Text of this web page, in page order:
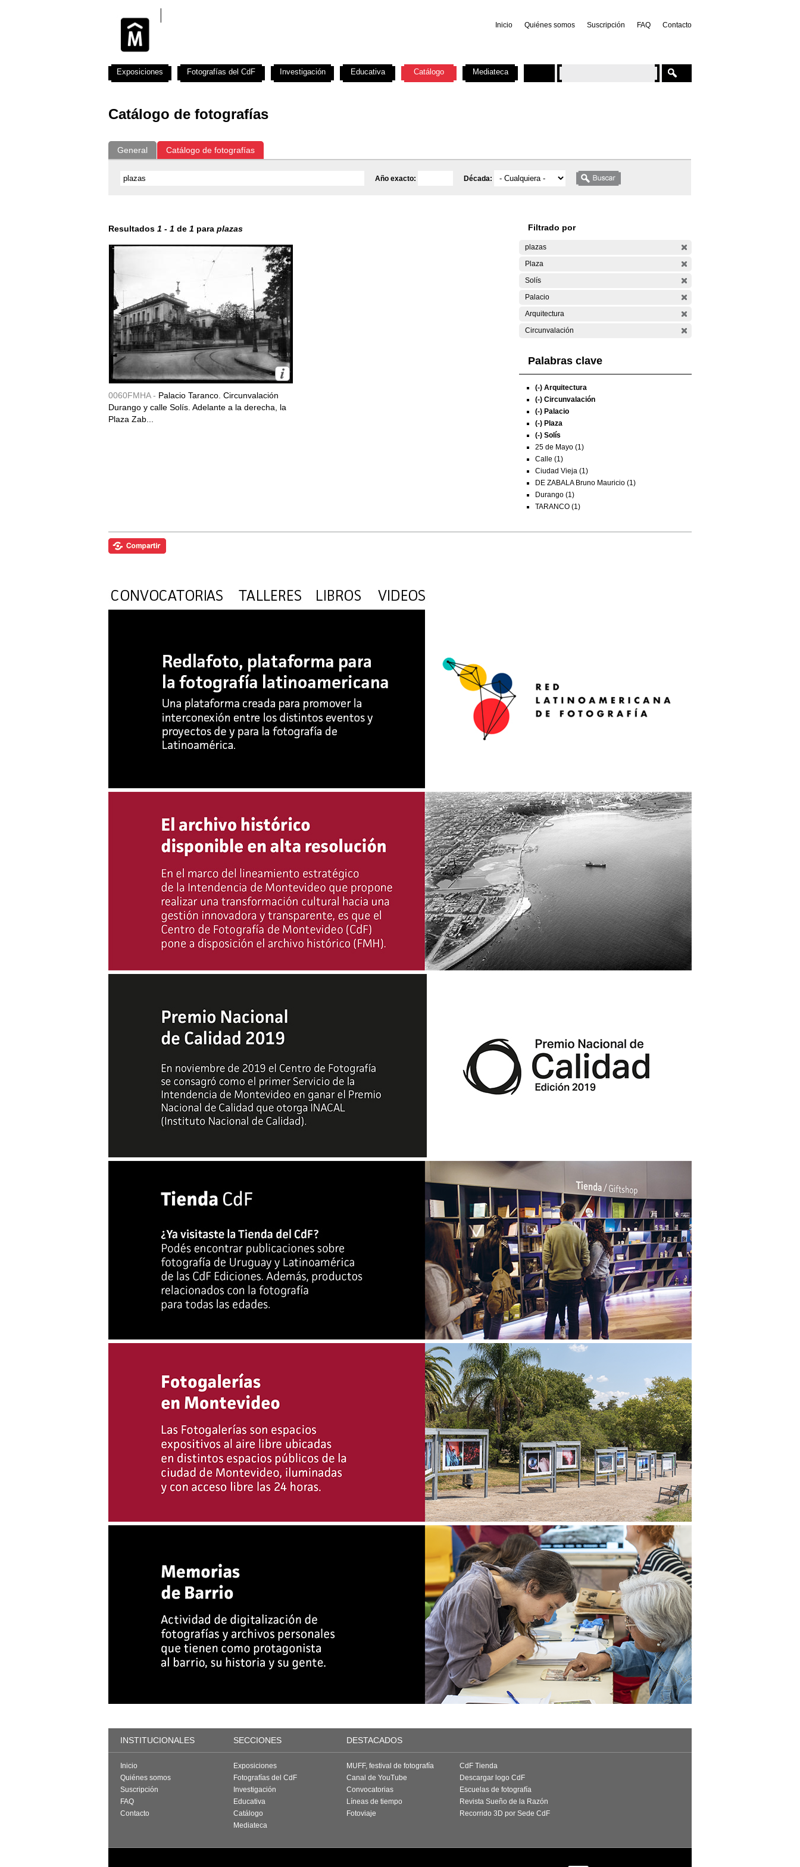
Inicio Quiénes somos Suscripción FAQ Contacto
Catálogo de fotografías
General Catálogo de fotografías
Año exacto: Década:
Resultados 1 - 1 de 1 para plazas
0060FMHA - Palacio Taranco. Circunvalación
Durango y calle Solís. Adelante a la derecha, la
Plaza Zab...
Filtrado por
plazas
Plaza
Solís
Palacio
Arquitectura
Circunvalación
Palabras clave
(-) Arquitectura
(-) Circunvalación
(-) Palacio
(-) Plaza
(-) Solís
25 de Mayo (1)
Calle (1)
Ciudad Vieja (1)
DE ZABALA Bruno Mauricio (1)
Durango (1)
TARANCO (1)
Exposiciones Fotografías del CdF Investigación Educativa Catálogo Mediateca
INSTITUCIONALES SECCIONES DESTACADOS
Inicio
Quiénes somos
Suscripción
FAQ
Contacto
Exposiciones
Fotografías del CdF
Investigación
Educativa
Catálogo
Mediateca
MUFF, festival de fotografía
Canal de YouTube
Convocatorias
Líneas de tiempo
Fotoviaje
CdF Tienda
Descargar logo CdF
Escuelas de fotografía
Revista Sueño de la Razón
Recorrido 3D por Sede CdF